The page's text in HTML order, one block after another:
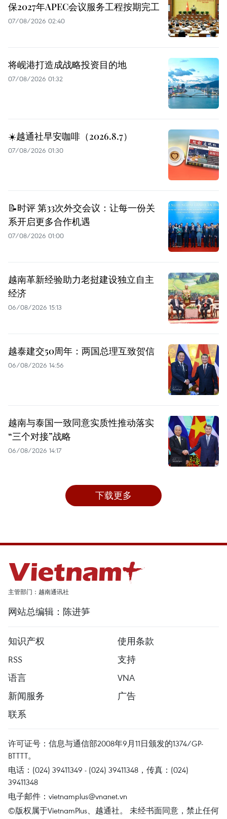
保2027年APEC会议服务工程按期完工
07/08/2026 02:40
将岘港打造成战略投资目的地
07/08/2026 01:32
☀️越通社早安咖啡（2026.8.7）
07/08/2026 01:30
📝时评 第33次外交会议：让每一份关
系开启更多合作机遇
07/08/2026 01:00
越南革新经验助力老挝建设独立自主
经济
06/08/2026 15:13
越泰建交50周年：两国总理互致贺信
06/08/2026 14:56
越南与泰国一致同意实质性推动落实
“三个对接”战略
06/08/2026 14:17
下载更多
主管部门：越南通讯社
网站总编辑：陈进笋
知识产权
使用条款
RSS
支持
语言
VNA
新闻服务
广告
联系
许可证号：信息与通信部2008年9月11日颁发的1374/GP-
BTTTT。
电话：(024) 39411349 - (024) 39411348，传真：(024)
39411348
电子邮件： vietnamplus@vnanet.vn
©版权属于VietnamPlus、越通社。 未经书面同意，禁止任何